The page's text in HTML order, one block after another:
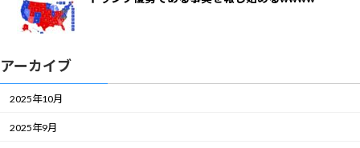
アーカイブ
2025年10月
2025年9月